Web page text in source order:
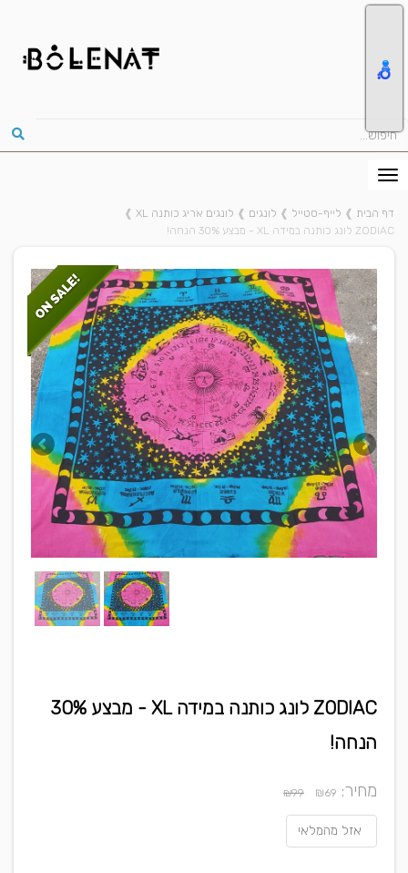
דף הבית ❱ לייף-סטייל ❱ לונגים ❱ לונגים אריג כותנה XL
❱
ZODIAC לונג כותנה במידה XL - מבצע 30% הנחה!
ZODIAC לונג כותנה במידה XL - מבצע 30%
הנחה!
מחיר: ₪69
₪99
אזל מהמלאי